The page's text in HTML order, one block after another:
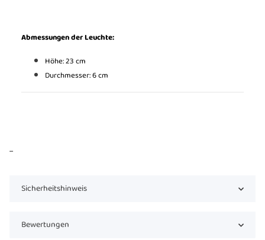
Abmessungen der Leuchte:
Höhe: 23 cm
Durchmesser: 6 cm
...
Sicherheitshinweis
Bewertungen